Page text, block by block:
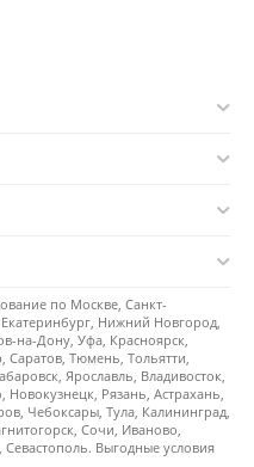
по Москве, Санкт-
Нижний Новгород,
на-Дону, Уфа, Красноярск,
Саратов, Тюмень, Тольятти,
Ярославль, Владивосток,
Рязань, Астрахань,
Чебоксары, Тула, Калининград,
Сочи, Иваново,
Выгодные условия